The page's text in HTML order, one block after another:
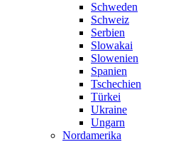
Schweden
Schweiz
Serbien
Slowakai
Slowenien
Spanien
Tschechien
Türkei
Ukraine
Ungarn
Nordamerika